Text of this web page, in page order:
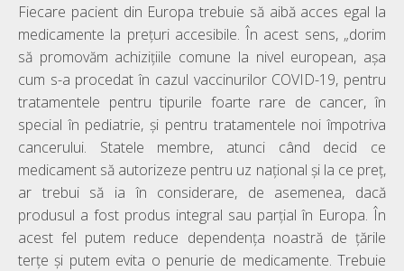
Fiecare pacient din Europa trebuie să aibă acces egal la
medicamente la prețuri accesibile. În acest sens, „dorim
să promovăm achizițiile comune la nivel european, așa
cum s-a procedat în cazul vaccinurilor COVID-19, pentru
tratamentele pentru tipurile foarte rare de cancer, în
special în pediatrie, și pentru tratamentele noi împotriva
cancerului. Statele membre, atunci când decid ce
medicament să autorizeze pentru uz național și la ce preț,
ar trebui să ia în considerare, de asemenea, dacă
produsul a fost produs integral sau parțial în Europa. În
acest fel putem reduce dependența noastră de țările
terțe și putem evita o penurie de medicamente. Trebuie